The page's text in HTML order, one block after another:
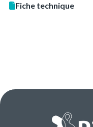
Fiche technique